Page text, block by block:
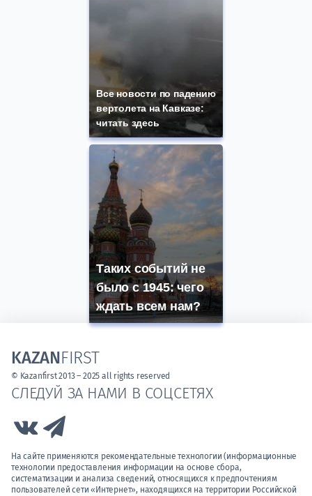
Все новости по падению
вертолета на Кавказе:
читать здесь
Таких событий не
было с 1945: чего
ждать всем нам?
СЛЕДУЙ ЗА НАМИ В СОЦСЕТЯХ
Link to Vk
На сайте применяются рекомендательные технологии (информационные
технологии предоставления информации на основе сбора,
систематизации и анализа сведений, относящихся к предпочтениям
пользователей сети «Интернет», находящихся на территории Российской
KAZANFIRST
© Kazanfirst 2013 – 2025 all rights reserved